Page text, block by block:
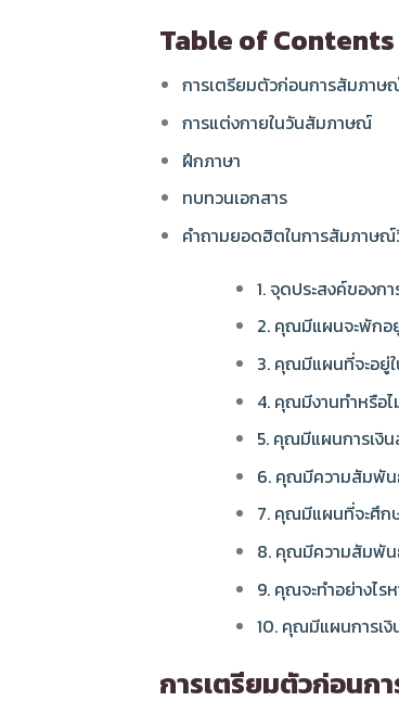
Table of Contents
การเตรียมตัวก่อนการสัมภาษ
การแต่งกายในวันสัมภาษณ์
ฝึกภาษา
ทบทวนเอกสาร
คำถามยอดฮิตในการสัมภาษ
1. จุดประสงค์ของก
2. คุณมีแผนจะพักอ
3. คุณมีแผนที่จะอยู่
4. คุณมีงานทำหรือไ
5. คุณมีแผนการเงิ
6. คุณมีความสัมพัน
7. คุณมีแผนที่จะศึก
8. คุณมีความสัมพัน
9. คุณจะทำอย่างไร
10. คุณมีแผนการเงิ
การเตรียมตัวก่อน